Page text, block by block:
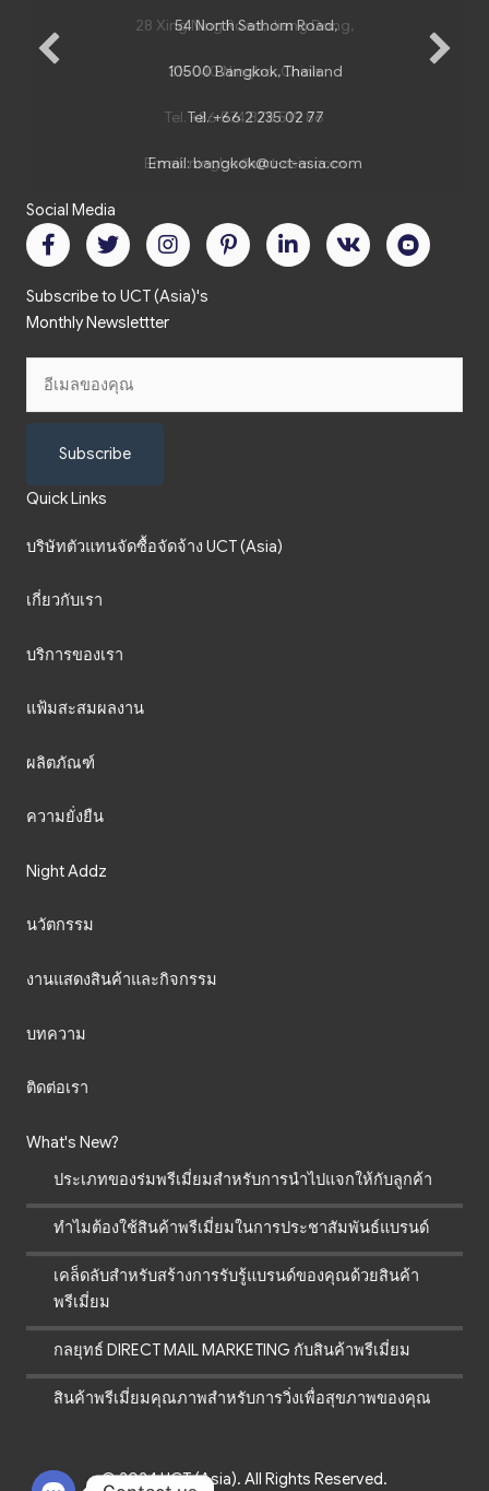
54 North Sathorn Road,
10500 Bangkok, Thailand
Tel.+66 2 235 02 77
Email:bangkok@uct-asia.com
28 Xing Ning Road, Jiang Dong,
315040 Ningbo, China
Tel.+86 574 878 519 86
Email:ningbo@uct-asia.com
Social Media
Subscribe to UCT (Asia)'s
Monthly Newslettter
Subscribe
Quick Links
บริษัทตัวแทนจัดซื้อจัดจ้าง UCT (Asia)
เกี่ยวกับเรา
บริการของเรา
แฟ้มสะสมผลงาน
ผลิตภัณฑ์
ความยั่งยืน
Night Addz
นวัตกรรม
งานแสดงสินค้าและกิจกรรม
บทความ
ติดต่อเรา
What's New?
ประเภทของร่มพรีเมี่ยมสำหรับการนำไปแจกให้กับลูกค้า
ทำไมต้องใช้สินค้าพรีเมี่ยมในการประชาสัมพันธ์แบรนด์
เคล็ดลับสำหรับสร้างการรับรู้แบรนด์ของคุณด้วยสินค้า
พรีเมี่ยม
กลยุทธ์ DIRECT MAIL MARKETING กับสินค้าพรีเมี่ยม
สินค้าพรีเมี่ยมคุณภาพสำหรับการวิ่งเพื่อสุขภาพของคุณ
© 2024 UCT (Asia). All Rights Reserved.